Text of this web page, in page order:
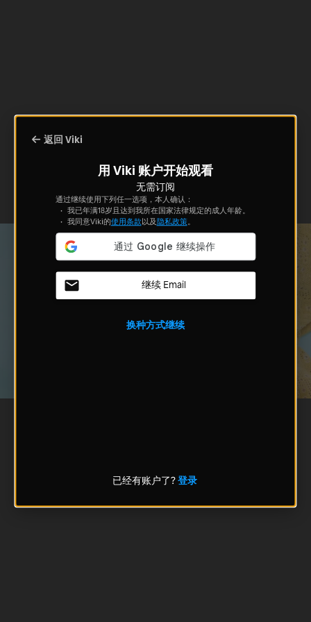
返回 Viki
用 Viki 账户开始观看
无需订阅
通过继续使用下列任一选项，本人确认：
我已年满18岁且达到我所在国家法律规定的成人年龄。
我同意Viki的使用条款以及隐私政策。
继续 Email
换种方式继续
已经有账户了?登录